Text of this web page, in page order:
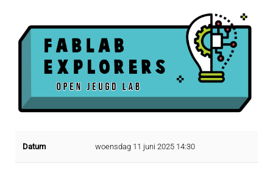
Datum woensdag 11 juni 2025 14:30